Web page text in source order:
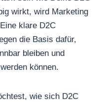
wirkt, wird Marketing
klare D2C
die Basis dafür,
bleiben und
können.
wie sich D2C